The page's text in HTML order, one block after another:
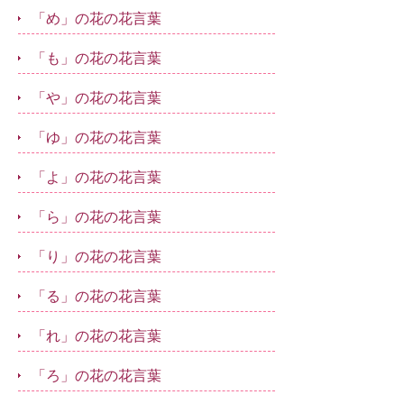
「め」の花の花言葉
「も」の花の花言葉
「や」の花の花言葉
「ゆ」の花の花言葉
「よ」の花の花言葉
「ら」の花の花言葉
「り」の花の花言葉
「る」の花の花言葉
「れ」の花の花言葉
「ろ」の花の花言葉